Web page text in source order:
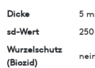
Dicke
5
sd-Wert
Wurzelschutz
(Biozid)